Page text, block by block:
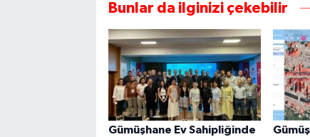
Bunlar da ilginizi çekebilir
Gümüşhane Ev Sahipliğinde